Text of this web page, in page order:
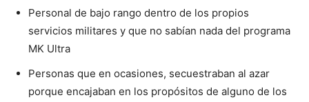
Personal de bajo rango dentro de los propios
servicios militares y que no sabían nada del programa
MK Ultra
Personas que en ocasiones, secuestraban al azar
porque encajaban en los propósitos de alguno de los